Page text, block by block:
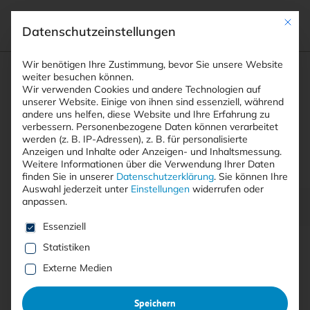
Suchfeld
Suchen
Breadcrumb-Navigation
STARTSEITE
PRINTAUSGABEN
TITELTHEMA: CNAPP – DAS UNBEKANNTE …
DIGITALE SOUVERÄNITÄT?!
Inhaltsverzeichnis
Mit <kes>+ lesen
Mit
Datenschutzeinstellungen
Wir benötigen Ihre Zustimmung, bevor Sie unsere Website
weiter besuchen können.
Wir verwenden Cookies und andere Technologien auf
unserer Website. Einige von ihnen sind essenziell, während
andere uns helfen, diese Website und Ihre Erfahrung zu
verbessern. Personenbezogene Daten können verarbeitet
werden (z. B. IP-Adressen), z. B. für personalisierte
Anzeigen und Inhalte oder Anzeigen- und Inhaltsmessung.
Weitere Informationen über die Verwendung Ihrer Daten
finden Sie in unserer Datenschutzerklärung. Sie können Ihre
Auswahl jederzeit unter Einstellungen widerrufen oder
anpassen.
Es folgt eine Liste der Service-Gruppen, für die eine
Essenziell
Statistiken
Externe Medien
Speichern